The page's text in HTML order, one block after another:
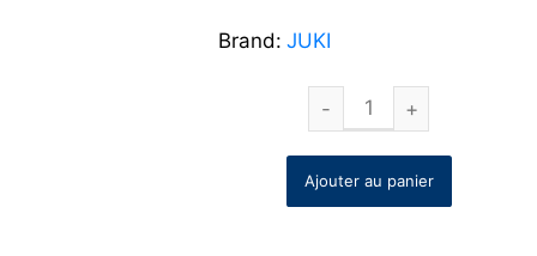
Brand: JUKI
Ajouter au panier